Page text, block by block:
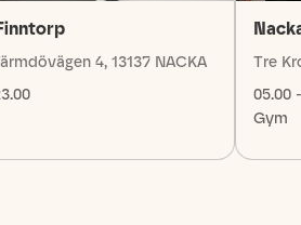
4, 13137 NACKA
Tre
05.00
Gym